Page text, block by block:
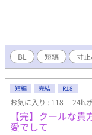
BL 短編 寸
短編 完結 R18
お気に入り : 118 24h.
【完】クールな
愛でして